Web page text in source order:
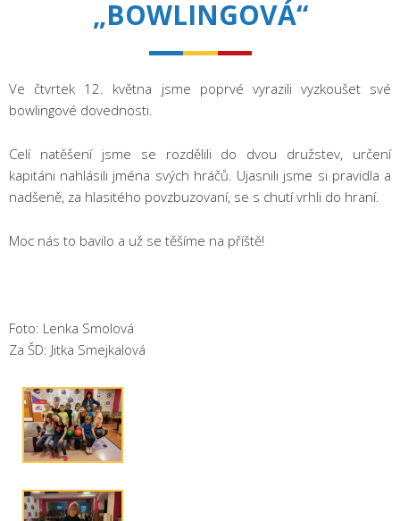
„BOWLINGOVÁ“
Ve čtvrtek 12. května jsme poprvé vyrazili vyzkoušet své
bowlingové dovednosti.
Celí natěšení jsme se rozdělili do dvou družstev, určení
kapitáni nahlásili jména svých hráčů. Ujasnili jsme si pravidla a
nadšeně, za hlasitého povzbuzovaní, se s chutí vrhli do hraní.
Moc nás to bavilo a už se těšíme na příště!
Foto: Lenka Smolová
Za ŠD: Jitka Smejkalová